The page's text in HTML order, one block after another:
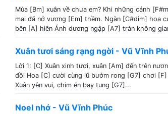
Mùa [Bm] xuân về chưa em? Khi những cánh
mai đã nở vương [Em] thềm. Ngàn [C#dim] hoa
bên [A] hiên Ánh dương ngập [A7] tràn không
Xuân tươi sáng rạng ngời - Vũ Vĩnh
Lời 1: [C] Xuân xinh tươi, xuân [Am] đến trên
đồi Hoa [C] cười cùng lũ bướm rong [G7] chơi [F]
Xuân yên vui, chim én bay tung [G7]...
Noel nhớ - Vũ Vĩnh Phúc